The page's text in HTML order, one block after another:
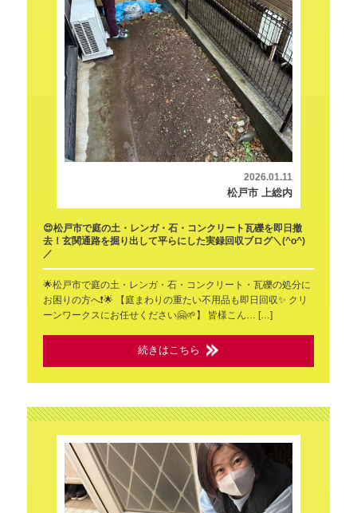
2026.01.11
松戸市 上総内
😍松戸市で庭の土・レンガ・石・コンクリート瓦礫を即日撤
去！玄関通路を掘り出して平らにした実録回収ブログ＼(^o^)
／
🌟松戸市で庭の土・レンガ・石・コンクリート・瓦礫の処分に
お困りの方へ❗🌟 【庭まわりの重たい不用品も即日回収✨ クリ
ーンワークスにお任せください🤗🌱】 皆様こん… […]
続きはこちら